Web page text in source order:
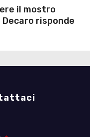
il mostro
risponde
Ilva